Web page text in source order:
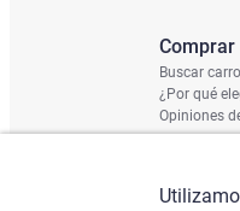
Comprar
Buscar
¿Por qué
Opiniones